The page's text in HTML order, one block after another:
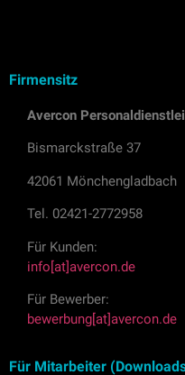
Firmensitz
Avercon
Bismarckstraße 37
42061 Mönchengladbach
Tel. 02421-2772958
Für Kunden:
info[at]avercon.de
Für Bewerber:
bewerbung[at]avercon.de
Für Mitarbeiter